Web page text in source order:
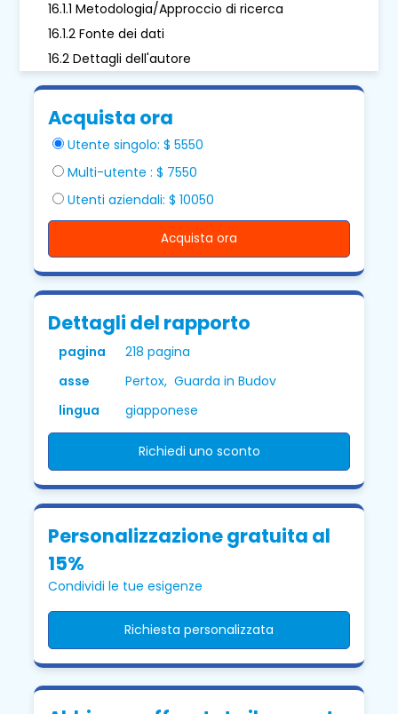
16.1.1 Metodologia/Approccio di ricerca
16.1.2 Fonte dei dati
16.2 Dettagli dell'autore
Acquista ora
Utente singolo: $ 5550
Multi-utente : $ 7550
Utenti aziendali: $ 10050
Acquista ora
Dettagli del rapporto
pagina
218 pagina
asse
Pertox, Guarda in Budov
lingua
giapponese
Richiedi uno sconto
Personalizzazione gratuita al
15%
Condividi le tue esigenze
Richiesta personalizzata